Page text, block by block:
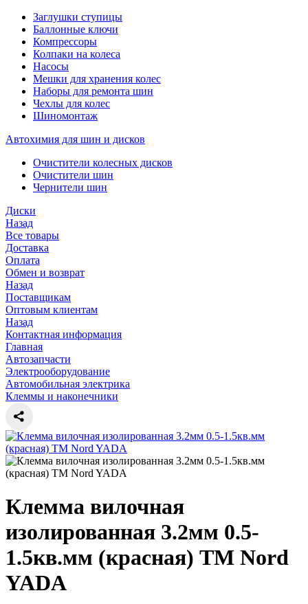
Заглушки ступицы
Баллонные ключи
Компрессоры
Колпаки на колеса
Насосы
Мешки для хранения колес
Наборы для ремонта шин
Чехлы для колес
Шиномонтаж
Автохимия для шин и дисков
Очистители колесных дисков
Очистители шин
Чернители шин
Диски
Назад
Все товары
Доставка
Оплата
Обмен и возврат
Назад
Поставщикам
Оптовым клиентам
Назад
Контактная информация
Главная
Автозапчасти
Электрооборудование
Автомобильная электрика
Клеммы и наконечники
Клемма вилочная
изолированная 3.2мм 0.5-
1.5кв.мм (красная) TM Nord
YADA